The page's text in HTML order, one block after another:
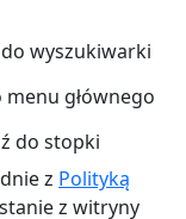
wyszukiwarki
menu głównego
do stopki
z Polityką
z witryny